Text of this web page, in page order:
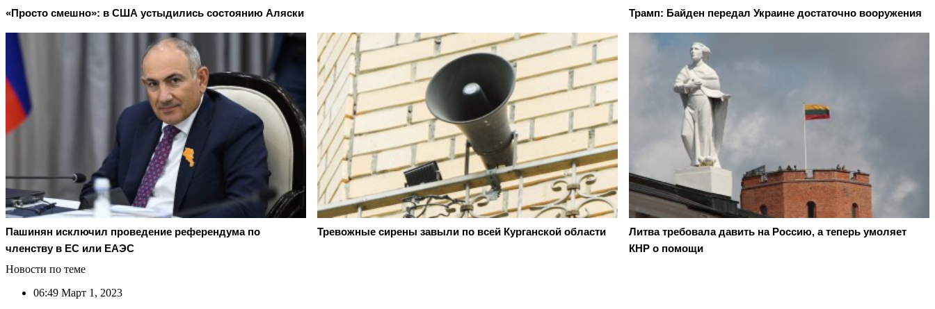
«Просто смешно»: в США устыдились состоянию Аляски Трамп: Байден передал Украине достаточно вооружения
Пашинян исключил проведение референдума по
членству в ЕС или ЕАЭС
Тревожные сирены завыли по всей Курганской области
Литва требовала давить на Россию, а теперь умоляет
КНР о помощи
Новости по теме
06:49 Март 1, 2023